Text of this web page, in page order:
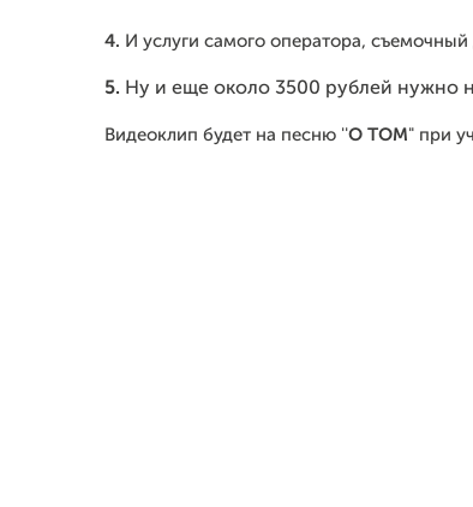
4. И услуги самого оператора,
5. Ну и еще около 3500 рублей нужно
Видеоклип будет на песню ''О ТОМ" при